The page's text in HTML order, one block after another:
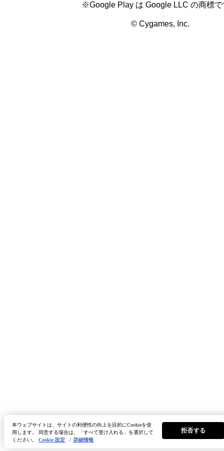
※Google Play は Google LLC の商標で
© Cygames, Inc.
本ウェブサイトは、サイトの利便性の向上を目的にCookieを使
用します。 同意する場合は、「すべて受け入れる」を選択して
ください。 Cookie 設定 / 詳細情報
拒否する